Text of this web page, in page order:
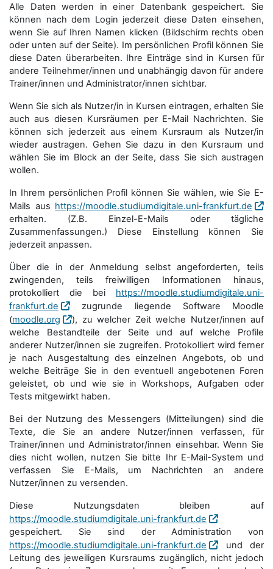
Alle Daten werden in einer Datenbank gespeichert. Sie
können nach dem Login jederzeit diese Daten einsehen,
wenn Sie auf Ihren Namen klicken (Bildschirm rechts oben
oder unten auf der Seite). Im persönlichen Profil können Sie
diese Daten überarbeiten. Ihre Einträge sind in Kursen für
andere Teilnehmer/innen und unabhängig davon für andere
Trainer/innen und Administrator/innen sichtbar.
Wenn Sie sich als Nutzer/in in Kursen eintragen, erhalten Sie
auch aus diesen Kursräumen per E-Mail Nachrichten. Sie
können sich jederzeit aus einem Kursraum als Nutzer/in
wieder austragen. Gehen Sie dazu in den Kursraum und
wählen Sie im Block an der Seite, dass Sie sich austragen
wollen.
In Ihrem persönlichen Profil können Sie wählen, wie Sie E-
Mails aus https://moodle.studiumdigitale.uni-frankfurt.de
erhalten. (Z.B. Einzel-E-Mails oder tägliche
Zusammenfassungen.) Diese Einstellung können Sie
jederzeit anpassen.
Über die in der Anmeldung selbst angeforderten, teils
zwingenden, teils freiwilligen Informationen hinaus,
protokolliert die bei https://moodle.studiumdigitale.uni-
frankfurt.de
zugrunde liegende Software Moodle
(moodle.org
), zu welcher Zeit welche Nutzer/innen auf
welche Bestandteile der Seite und auf welche Profile
anderer Nutzer/innen sie zugreifen. Protokolliert wird ferner
je nach Ausgestaltung des einzelnen Angebots, ob und
welche Beiträge Sie in den eventuell angebotenen Foren
geleistet, ob und wie sie in Workshops, Aufgaben oder
Tests mitgewirkt haben.
Bei der Nutzung des Messengers (Mitteilungen) sind die
Texte, die Sie an andere Nutzer/innen verfassen, für
Trainer/innen und Administrator/innen einsehbar. Wenn Sie
dies nicht wollen, nutzen Sie bitte Ihr E-Mail-System und
verfassen Sie E-Mails, um Nachrichten an andere
Nutzer/innen zu versenden.
Diese Nutzungsdaten bleiben auf
https://moodle.studiumdigitale.uni-frankfurt.de
gespeichert. Sie sind der Administration von
https://moodle.studiumdigitale.uni-frankfurt.de
und der
Leitung des jeweiligen Kursraums zugänglich, nicht jedoch